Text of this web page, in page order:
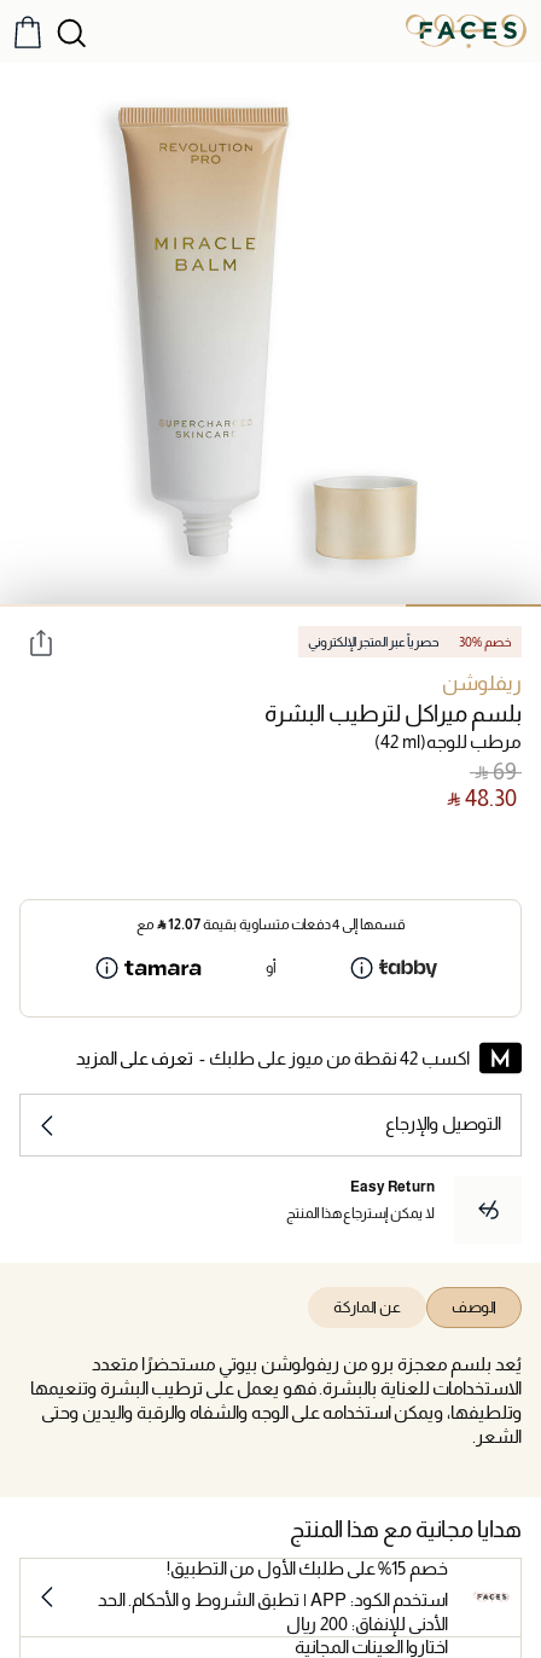
30% خصم حصرياً عبر المتجر الإلكتروني
ريفلوشن
بلسم ميراكل لترطيب البشرة
مرطب للوجه(42 ml)
‎ ⃁ ⁦69⁩ ‎
‎ ⃁ ⁦48.30⁩ ‎
قسمها إلى 4 دفعات متساوية بقيمة 12.07
⃁ مع
أو
اكسب 42 نقطة من ميوز على طلبك - تعرف على المزيد
التوصيل والإرجاع
Easy Return
لا يمكن إسترجاع هذا المنتج
الوصف عن الماركة
يُعد بلسم معجزة برو من ريفولوشن بيوتي مستحضرًا متعدد
الاستخدامات للعناية بالبشرة. فهو يعمل على ترطيب البشرة وتنعيمها
وتلطيفها، ويمكن استخدامه على الوجه والشفاه والرقبة واليدين وحتى
الشعر.
هدايا مجانية مع هذا المنتج
خصم 15% على طلبك الأول من التطبيق!
استخدم الكود: APP | تطبق الشروط و الأحكام. الحد
الأدنى للإنفاق: 200 ريال
اختاروا العينات المجانية